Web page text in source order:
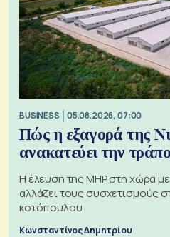
BUSINESS 05.08.2026, 07:00
Πώς η εξαγορά της
ανακατεύει την
H έλευση της MHP στη χώρα
αλλάζει τους συσχετισμούς
κοτόπουλου
Κωνσταντίνος Δημητρίου